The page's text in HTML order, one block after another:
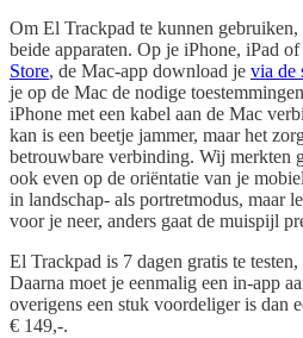
Om El Trackpad te kunnen
beide apparaten. Op je iPhone, iPad
Store, de Mac-app download je via de
je op de Mac de nodige
iPhone met een kabel aan de Mac
kan is een beetje jammer, maar het
betrouwbare verbinding. Wij merkten
ook even op de oriëntatie van je
in landschap- als portretmodus, maar
voor je neer, anders gaat de muispijl
El Trackpad is 7 dagen gratis te
Daarna moet je eenmalig een in-app
overigens een stuk voordeliger is dan
€ 149,-.